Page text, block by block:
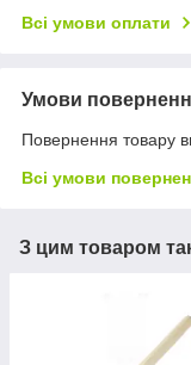
Всі умови оплати
Умови
Повернення товару
Всі умови
З цим товаром